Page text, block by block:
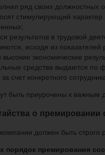
ряд своих
стимулирующий
результатов в трудовой
исходя из
экономические
средства выдаются по
счет конкретного
быть приурочены к
о премировании
должен быть
порядок премирования